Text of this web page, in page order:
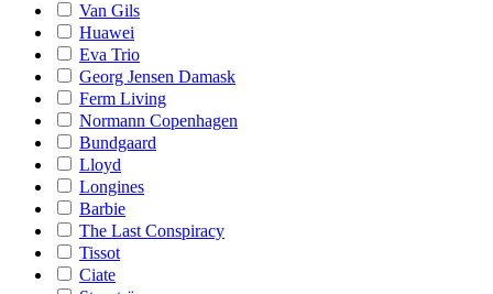
Van Gils
Huawei
Eva Trio
Georg Jensen Damask
Ferm Living
Normann Copenhagen
Bundgaard
Lloyd
Longines
Barbie
The Last Conspiracy
Tissot
Ciate